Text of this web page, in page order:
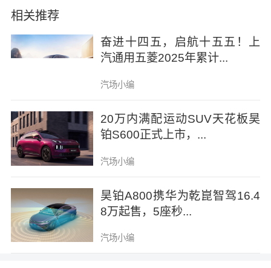
作为“5万级真5座纯电国民车”，拾月Mate以革
新性空间设计打破市场格局。其在2520mm越
车型；前排可舒展双腿，后排能自由活动，连
中央乘客都享有全平地板与独立头枕的VIP待
遇，真正实现“四人不将就，五口不拥挤”。
相关推荐
奋进十四五，启航十五五！上
汽通用五菱2025年累计...
汽场小编
20万内满配运动SUV天花板昊
铂S600正式上市，...
汽场小编
昊铂A800携华为乾崑智驾16.4
8万起售，5座秒...
汽场小编